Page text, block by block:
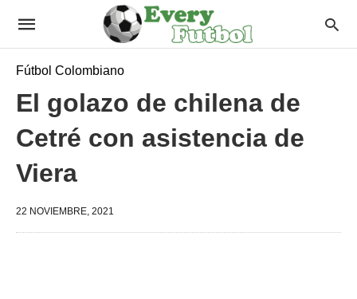
Fútbol Colombiano
El golazo de chilena de
Cetré con asistencia de
Viera
22 NOVIEMBRE, 2021